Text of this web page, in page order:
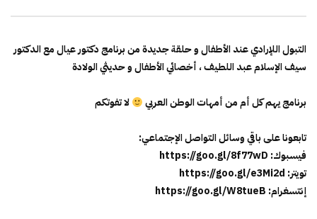
التبول اللإرادي عند الأطفال و حلقة جديدة من برنامج دكتور عيال مع الدكتور
سيف الإسلام عبد اللطيف ، أخصائي الأطفال و حديثي الولادة
برنامج يهم كل أم من أمهات الوطن العربي لا تفوتكم
تابعونا على باقي وسائل التواصل الإجتماعي:
فيسبوك: https://goo.gl/8f77wD
تويتر: https://goo.gl/e3Mi2d
إنتسغرام: https://goo.gl/W8tueB